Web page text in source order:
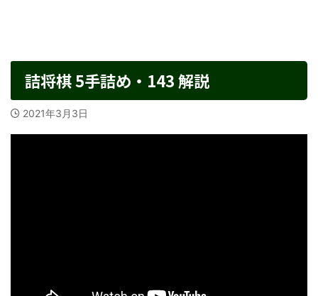
詰将棋 5手詰め・143 解説
2021年3月3日